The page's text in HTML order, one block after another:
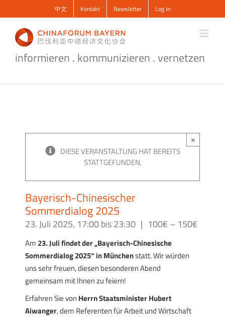
Inhalt
springen
中文 Kontakt Newsletter Log In
informieren . kommunizieren . vernetzen
×
DIESE VERANSTALTUNG HAT BEREITS
STATTGEFUNDEN.
Bayerisch-Chinesischer
Sommerdialog 2025
23. Juli 2025, 17:00bis23:30 | 100€ – 150€
Am 23. Juli findet der „Bayerisch-Chinesische
Sommerdialog 2025“ in Münchenstatt. Wir würden
uns sehr freuen, diesen besonderen Abend
gemeinsam mit Ihnen zu feiern!
Erfahren Sie von Herrn Staatsminister Hubert
Aiwanger, dem Referenten für Arbeit und Wirtschaft